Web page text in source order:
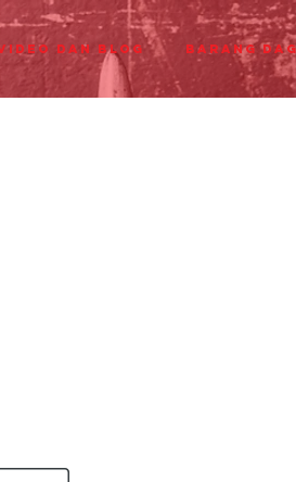
dan Blog Barang